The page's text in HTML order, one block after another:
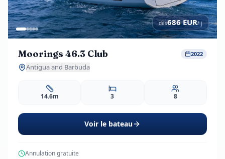
dès686 EUR/ j
Moorings 46.3 Club 2022
Antigua and Barbuda
14.6m 3 8
Voir le bateau
Annulation gratuite